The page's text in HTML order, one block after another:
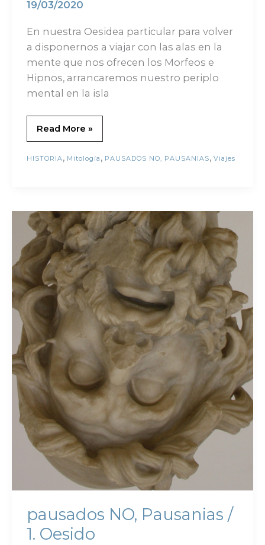
19/03/2020
En nuestra Oesidea particular para volver
a disponernos a viajar con las alas en la
mente que nos ofrecen los Morfeos e
Hipnos, arrancaremos nuestro periplo
mental en la isla
Read More »
HISTORIA, Mitología , PAUSADOS NO, PAUSANIAS, Viajes
pausados NO, Pausanias /
1. Oesido